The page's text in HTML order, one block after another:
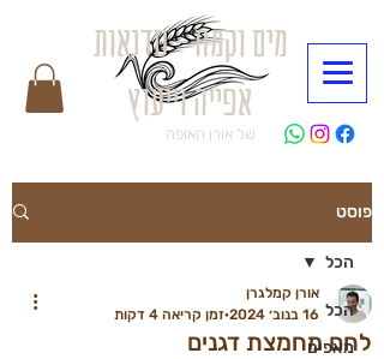
מים וקמח - סדנאות
אפייה וייעוץ
של אורן האופה
פוסט
הכל
מאפים
הכל
לחם מחמצת דגנים
אורן קמלגרן
16 בנוב׳ 2024
זמן קריאה 4 דקות